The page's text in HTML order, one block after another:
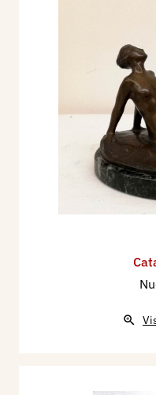
Amatori e Cultori
statuetta in bronzo.
Nel 1920 partecipa
Internazionale
sculture:
Principessa
Andreozzi (gesso),
Nel 1920 viene
Il ‘Monumento agli
di accesso alla
Dal 30 marzo al 30
retrospettiva